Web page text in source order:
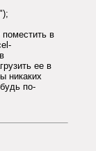
в
ее в
никаких
по-